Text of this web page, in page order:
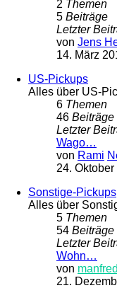
2 Themen
5 Beiträge
Letzter
von Jens
14. März
US-Pickups
Alles über US-
6 Themen
46 Beiträge
Letzter
Wago…
von Rami
24.
Sonstige-Pickups
Alles über
5 Themen
54 Beiträge
Letzter
Wohn…
von
21.